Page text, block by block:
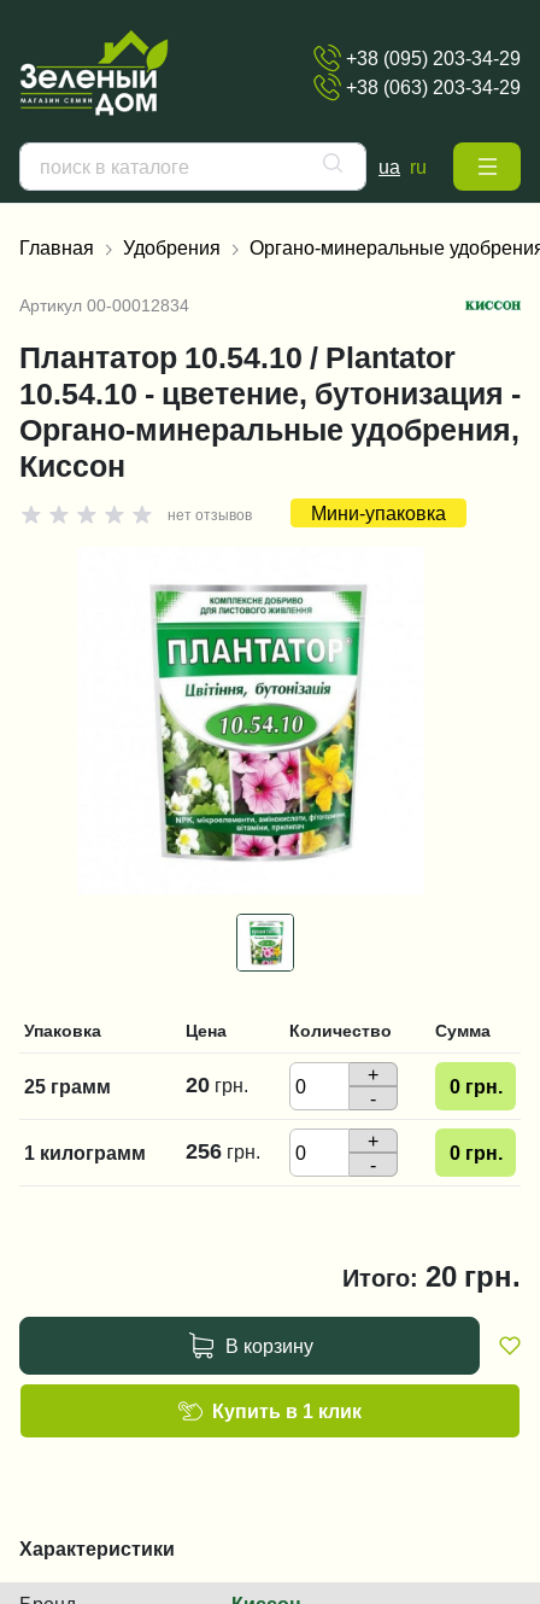
+38 (095) 203-34-29
+38 (063) 203-34-29
ua ru
Главная Удобрения Органо-минеральные
Артикул 00-00012834
Плантатор 10.54.10 / Plantator
10.54.10 - цветение, бутонизация -
Органо-минеральные удобрения,
Киссон
нет отзывов Мини-упаковка
Упаковка Цена Количество Сумма
25 грамм 20 грн.
+
-
0 грн.
1 килограмм 256 грн.
+
-
0 грн.
Итого: 20 грн.
В корзину
Купить в 1 клик
Характеристики